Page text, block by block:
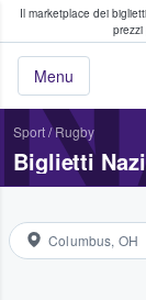
Il marketplace dei
Menu
fan
Sport/Rugby
Biglietti
Columbus, OH